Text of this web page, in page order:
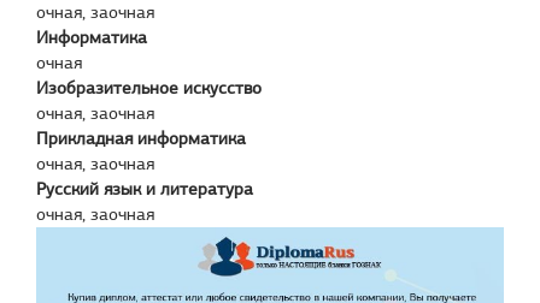
очная, заочная
Информатика
очная
Изобразительное искусство
очная, заочная
Прикладная информатика
очная, заочная
Русский язык и литература
очная, заочная